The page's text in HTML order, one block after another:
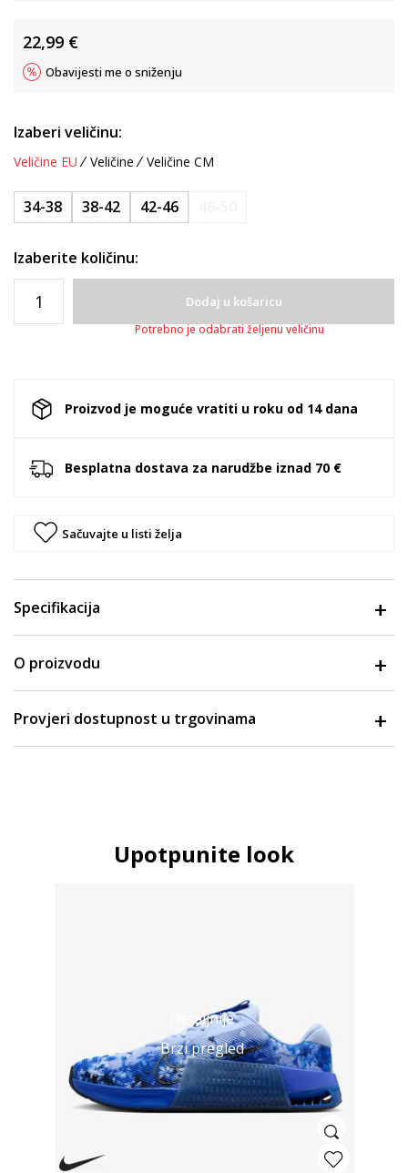
22,99 €
Obavijesti me o sniženju
Izaberi veličinu:
Veličine EU Veličine Veličine CM
34-38 38-42 42-46
Izaberite količinu:
Dodaj u košaricu
Potrebno je odabrati željenu veličinu
Proizvod je moguće vratiti u roku od 14 dana
Besplatna dostava za narudžbe iznad 70 €
Sačuvajte u listi želja
Specifikacija
O proizvodu
Provjeri dostupnost u trgovinama
Upotpunite look
Detaljnije
Brzi pregled